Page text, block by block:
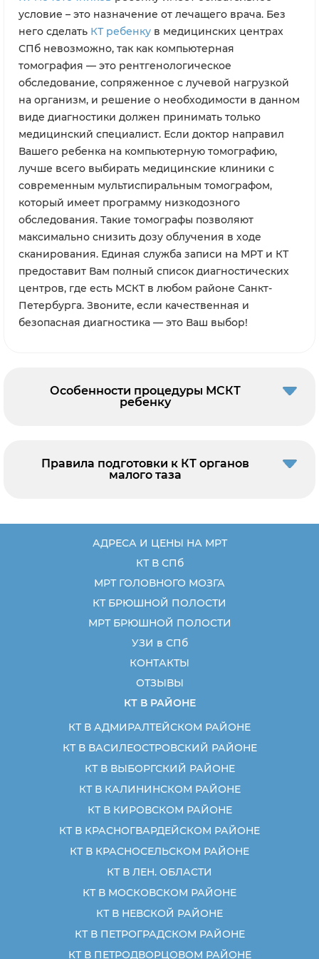
условие – это назначение от лечащего врача. Без
него сделать КТ ребенку в медицинских центрах
СПб невозможно, так как компьютерная
томография — это рентгенологическое
обследование, сопряженное с лучевой нагрузкой
на организм, и решение о необходимости в данном
виде диагностики должен принимать только
медицинский специалист. Если доктор направил
Вашего ребенка на компьютерную томографию,
лучше всего выбирать медицинские клиники с
современным мультиспиральным томографом,
который имеет программу низкодозного
обследования. Такие томографы позволяют
максимально снизить дозу облучения в ходе
сканирования. Единая служба записи на МРТ и КТ
предоставит Вам полный список диагностических
центров, где есть МСКТ в любом районе Санкт-
Петербурга. Звоните, если качественная и
безопасная диагностика — это Ваш выбор!
Особенности процедуры МСКТ
ребенку
Правила подготовки к КТ органов
малого таза
АДРЕСА И ЦЕНЫ НА МРТ
КТ В СПб
МРТ ГОЛОВНОГО МОЗГА
КТ БРЮШНОЙ ПОЛОСТИ
МРТ БРЮШНОЙ ПОЛОСТИ
УЗИ в СПб
КОНТАКТЫ
ОТЗЫВЫ
КТ В РАЙОНЕ
КТ В АДМИРАЛТЕЙСКОМ РАЙОНЕ
КТ В ВАСИЛЕОСТРОВСКИЙ РАЙОНЕ
КТ В ВЫБОРГСКИЙ РАЙОНЕ
КТ В КАЛИНИНСКОМ РАЙОНЕ
КТ В КИРОВСКОМ РАЙОНЕ
КТ В КРАСНОГВАРДЕЙСКОМ РАЙОНЕ
КТ В КРАСНОСЕЛЬСКОМ РАЙОНЕ
КТ В ЛЕН. ОБЛАСТИ
КТ В МОСКОВСКОМ РАЙОНЕ
КТ В НЕВСКОЙ РАЙОНЕ
КТ В ПЕТРОГРАДСКОМ РАЙОНЕ
КТ В ПЕТРОДВОРЦОВОМ РАЙОНЕ